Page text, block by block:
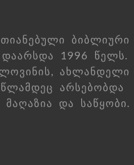
ბიბლიური
დაარსდა 1996 წელს.
ახლანდელი
არსებობდა
და საწყობი.